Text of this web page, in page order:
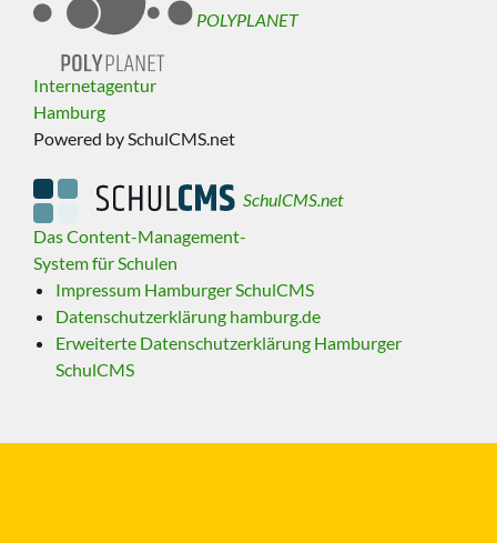
POLYPLANET
Internetagentur
Hamburg
Powered by SchulCMS.net
SchulCMS.net
Das Content-Management-
System für Schulen
Impressum Hamburger SchulCMS
Datenschutzerklärung hamburg.de
Erweiterte Datenschutzerklärung Hamburger
SchulCMS